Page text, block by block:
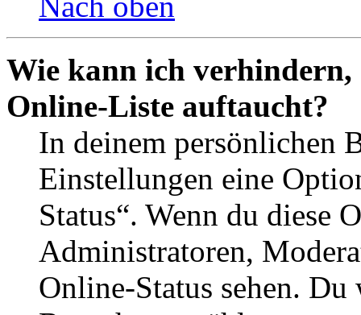
Wie kann ich verhindern,
Online-Liste auftaucht?
In deinem persönlichen
Einstellungen eine
Status“. Wenn du diese
Administratoren,
Online-Status sehen.